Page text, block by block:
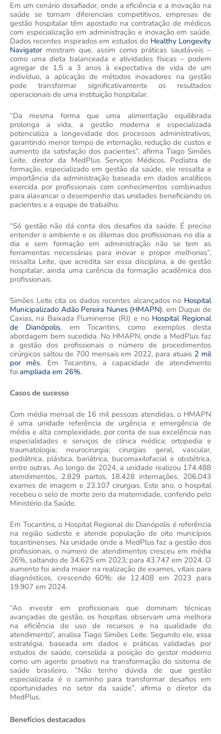
Em um cenário desafiador, onde a eficiência e a inovação na
saúde se tornam diferenciais competitivos, empresas de
gestão hospitalar têm apostado na contratação de médicos
com especialização em administração e inovação em saúde.
Dados recentes inspirados em estudos do Healthy Longevity
Navigatormostram que, assim como práticas saudáveis –
como uma dieta balanceada e atividades físicas – podem
agregar de 1,5 a 3 anos à expectativa de vida de um
indivíduo, a aplicação de métodos inovadores na gestão
pode transformar significativamente os resultados
operacionais de uma instituição hospitalar.
“Da mesma forma que uma alimentação equilibrada
prolonga a vida, a gestão moderna e especializada
potencializa a longevidade dos processos administrativos,
garantindo menor tempo de internação, redução de custos e
aumento da satisfação dos pacientes”, afirma Tiago Simões
Leite, diretor da MedPlus Serviços Médicos. Pediatra de
formação, especializado em gestão da saúde, ele ressalta a
importância da administração baseada em dados analíticos
exercida por profissionais com conhecimentos combinados
para alavancar o desempenho das unidades beneficiando os
pacientes e a equipe de trabalho.
“Só gestão não dá conta dos desafios da saúde. É preciso
entender o ambiente e os dilemas dos profissionais no dia a
dia e sem formação em administração não se tem as
ferramentas necessárias para inovar e propor melhorias”,
ressalta Leite, que acredita ser essa disciplina, a de gestão
hospitalar, ainda uma carência da formação acadêmica dos
profissionais.
Simões Leite cita os dados recentes alcançados no Hospital
Municipalizado Adão Pereira Nunes (HMAPN), em Duque de
Caxias, na Baixada Fluminense (RJ) e no Hospital Regional
de Dianópolis, em Tocantins, como exemplos desta
abordagem bem sucedida. No HMAPN, onde a MedPlus faz
a gestão dos profissionais o número de procedimentos
cirúrgicos saltou de 700 mensais em 2022, para atuais 2 mil
por mês. Em Tocantins, a capacidade de atendimento
foi ampliada em 26%.
Casos de sucesso
Com média mensal de 16 mil pessoas atendidas, o HMAPN
é uma unidade referência de urgência e emergência de
média e alta complexidade, por conta de sua excelência nas
especialidades e serviços de clínica médica; ortopedia e
traumatologia; neurocirurgia; cirurgias geral, vascular,
pediátrica, plástica, bariátrica, bucomaxilofacial e obstétrica,
entre outras. Ao longo de 2024, a unidade realizou 174.488
atendimentos, 2.829 partos, 18.428 internações, 206.043
exames de imagem e 23.107 cirurgias. Este ano, o hospital
recebeu o selo de morte zero da maternidade, conferido pelo
Ministério da Saúde.
Em Tocantins, o Hospital Regional de Dianópolis é referência
na região sudeste e atende população de oito municípios
tocantinenses. Na unidade onde a MedPlus faz a gestão dos
profissionais, o número de atendimentos cresceu em média
26%, saltando de 34.625 em 2023; para 43.747 em 2024. O
aumento foi ainda maior na realização de exames, vitais para
diagnósticos, crescendo 60%: de 12.408 em 2023 para
19.907 em 2024.
“Ao investir em profissionais que dominam técnicas
avançadas de gestão, os hospitais observam uma melhora
na eficiência do uso de recursos e na qualidade do
atendimento”, analisa Tiago Simões Leite. Segundo ele, essa
estratégia, baseada em dados e práticas validadas por
estudos de saúde, consolida a posição do gestor moderno
como um agente proativo na transformação do sistema de
saúde brasileiro. “Não tenho dúvida de que gestão
especializada é o caminho para transformar desafios em
oportunidades no setor da saúde”, afirma o diretor da
MedPlus.
Benefícios destacados